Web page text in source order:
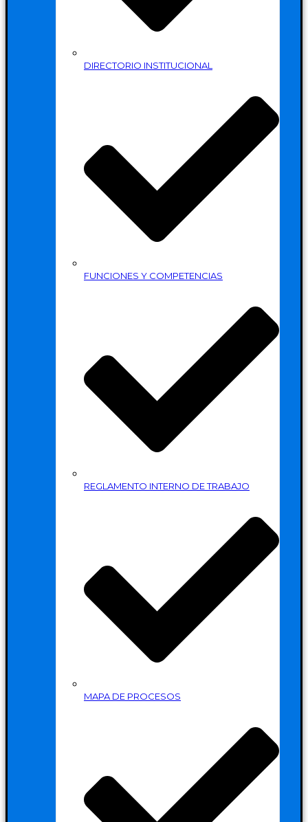
DIRECTORIO INSTITUCIONAL
FUNCIONES Y COMPETENCIAS
REGLAMENTO INTERNO DE TRABAJO
MAPA DE PROCESOS